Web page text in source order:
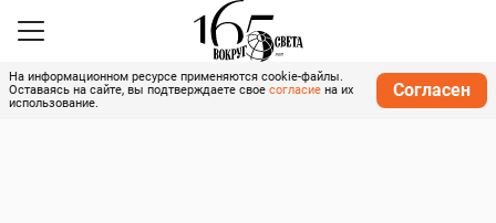
На информационном ресурсе применяются cookie-файлы.
Оставаясь на сайте, вы подтверждаете свое согласие на их
использование.
Согласен